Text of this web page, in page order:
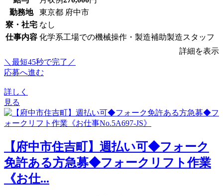
勤務地
東京都 府中市
寮・社宅 なし
仕事内容 化学系工場での機械操作・製造補助製造スタッフ
詳細を表示
＼最短45秒で完了／
応募へ進む
詳しく
見る
【府中市住吉町】週払い可◆フォーク
免許ある方急募◆フォークリフト作業
《お仕...